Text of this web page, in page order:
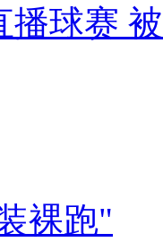
播球赛
裸跑"